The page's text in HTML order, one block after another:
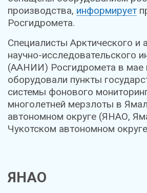
производства, информирует
Росгидромета.
Специалисты Арктического и
научно-исследовательского
(ААНИИ) Росгидромета в мае
оборудовали пункты
системы фонового
многолетней мерзлоты в
автономном округе (ЯНАО,
Чукотском автономном
ЯНАО